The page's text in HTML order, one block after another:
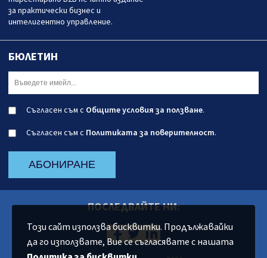
за практически бизнес и
интелигентно управление.
БЮЛЕТИН
Съгласен съм с Общите условия за ползване.
Съгласен съм с Политиката за поверителност.
АБОНИРАНЕ
ПОСЛЕДВАЙТЕ НИ:
Този сайт използва бисквитки. Продължавайки
да го използвате, Вие се съгласявате с нашата